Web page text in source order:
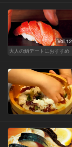
Vol.12
大人の鮨デートにおすすめ